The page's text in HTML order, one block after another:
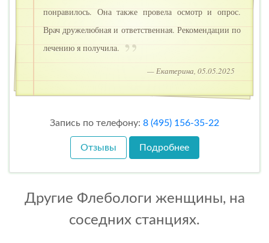
понравилось. Она также провела осмотр и опрос.
Врач дружелюбная и ответственная. Рекомендации по
лечению я получила.
— Екатерина, 05.05.2025
Запись по телефону: 8 (495) 156-35-22
Отзывы Подробнее
Другие Флебологи женщины, на
соседних станциях.